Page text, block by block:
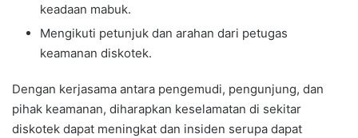
keadaan mabuk.
Mengikuti petunjuk dan arahan dari petugas
keamanan diskotek.
Dengan kerjasama antara pengemudi, pengunjung, dan
pihak keamanan, diharapkan keselamatan di sekitar
diskotek dapat meningkat dan insiden serupa dapat